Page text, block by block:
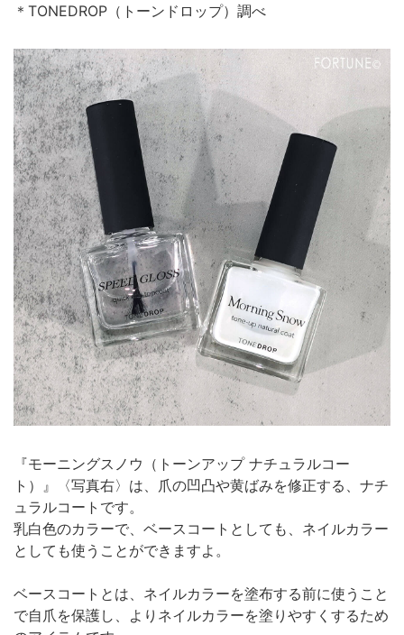
＊TONEDROP（トーンドロップ）調べ
『モーニングスノウ（トーンアップ ナチュラルコー
ト）』〈写真右〉は、爪の凹凸や黄ばみを修正する、ナチ
ュラルコートです。
乳白色のカラーで、ベースコートとしても、ネイルカラー
としても使うことができますよ。
ベースコートとは、ネイルカラーを塗布する前に使うこと
で自爪を保護し、よりネイルカラーを塗りやすくするため